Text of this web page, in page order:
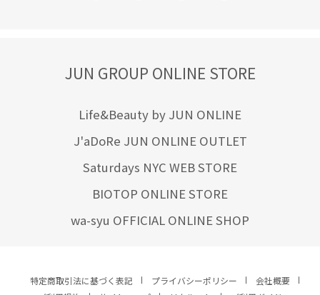
JUN GROUP ONLINE STORE
Life&Beauty by JUN ONLINE
J'aDoRe JUN ONLINE OUTLET
Saturdays NYC WEB STORE
BIOTOP ONLINE STORE
wa-syu OFFICIAL ONLINE SHOP
特定商取引法に基づく表記 プライバシーポリシー
会社概要